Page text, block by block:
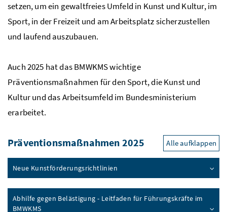
setzen, um ein gewaltfreies Umfeld in Kunst und Kultur, im
Sport, in der Freizeit und am Arbeitsplatz sicherzustellen
und laufend auszubauen.
Auch 2025 hat das BMWKMS wichtige
Präventionsmaßnahmen für den Sport, die Kunst und
Kultur und das Arbeitsumfeld im Bundesministerium
erarbeitet.
Präventionsmaßnahmen 2025 Alle aufklappen
Neue Kunstförderungsrichtlinien
Abhilfe gegen Belästigung - Leitfaden für Führungskräfte im
BMWKMS